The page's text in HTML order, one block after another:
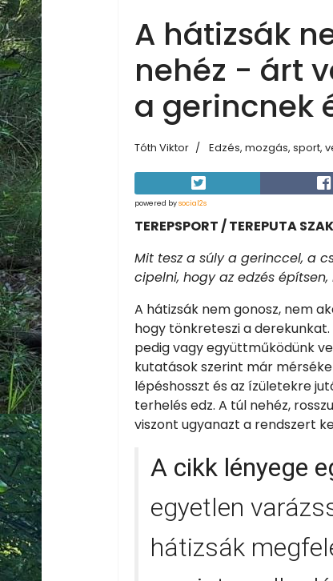
A hátizsák
nehéz - árt
a gerincnek
Tóth Viktor Edzés, mozgás, sport,
powered bysocial2s
TEREPSPORT / TEREPUTA
Mit tesz a súly a gerinccel, a
cipelni, hogy az edzés
A hátizsák nem gonosz, nem
hogy tönkreteszi a
pedig vagy együttműködünk
kutatások szerint már
lépéshosszt és az ízületekre
terhelés edz. A túl nehéz,
viszont ugyanazt a rendszert
A cikk lényege
egyetlen
hátizsák